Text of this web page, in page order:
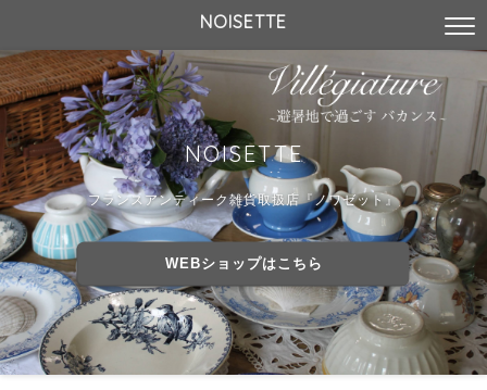
NOISETTE
NOISETTE
フランスアンティーク雑貨取扱店『ノワゼット』
WEBショップはこちら